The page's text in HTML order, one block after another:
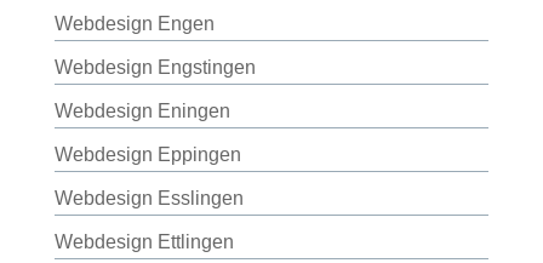
Webdesign Engen
Webdesign Engstingen
Webdesign Eningen
Webdesign Eppingen
Webdesign Esslingen
Webdesign Ettlingen